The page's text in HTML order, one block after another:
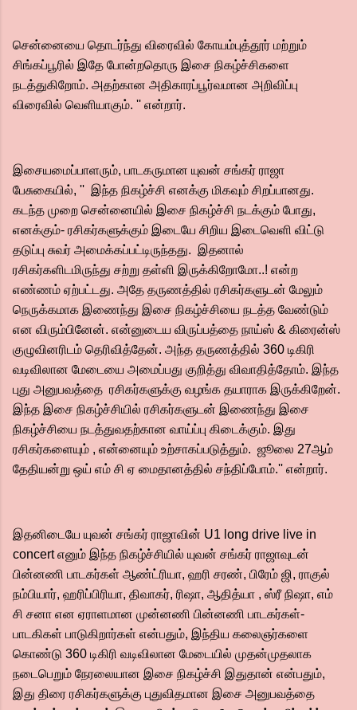
சென்னையை தொடர்ந்து விரைவில் கோயம்புத்தூர் மற்றும்
சிங்கப்பூரில் இதே போன்றதொரு இசை நிகழ்ச்சிகளை
நடத்துகிறோம். அதற்கான அதிகாரப்பூர்வமான அறிவிப்பு
விரைவில் வெளியாகும். '' என்றார்.
இசையமைப்பாளரும், பாடகருமான யுவன் சங்கர் ராஜா
பேசுகையில், '' இந்த நிகழ்ச்சி எனக்கு மிகவும் சிறப்பானது.‌
கடந்த முறை சென்னையில் இசை நிகழ்ச்சி நடக்கும் போது,
எனக்கும்- ரசிகர்களுக்கும் இடையே சிறிய இடைவெளி விட்டு
தடுப்பு சுவர் அமைக்கப்பட்டிருந்தது. இதனால்
ரசிகர்களிடமிருந்து சற்று தள்ளி இருக்கிறோமோ..! என்ற
எண்ணம் ஏற்பட்டது. அதே தருணத்தில் ரசிகர்களுடன் மேலும்
நெருக்கமாக இணைந்து இசை நிகழ்ச்சியை நடத்த வேண்டும்
என விரும்பினேன். என்னுடைய விருப்பத்தை நாய்ஸ் & கிரைன்ஸ்
குழுவினரிடம் தெரிவித்தேன். அந்த தருணத்தில் 360 டிகிரி
வடிவிலான மேடையை அமைப்பது குறித்து விவாதித்தோம். இந்த
புது அனுபவத்தை ரசிகர்களுக்கு வழங்க தயாராக இருக்கிறேன்.
இந்த இசை நிகழ்ச்சியில் ரசிகர்களுடன் இணைந்து இசை
நிகழ்ச்சியை நடத்துவதற்கான வாய்ப்பு கிடைக்கும். இது
ரசிகர்களையும் , என்னையும் உற்சாகப்படுத்தும். ஜூலை 27ஆம்
தேதியன்று ஒய் எம் சி ஏ மைதானத்தில் சந்திப்போம்.'' என்றார்.
இதனிடையே யுவன் சங்கர் ராஜாவின் U1 long drive live in
concert எனும் இந்த நிகழ்ச்சியில் யுவன் சங்கர் ராஜாவுடன்
பின்னணி பாடகர்கள் ஆண்ட்ரியா, ஹரி சரண், பிரேம் ஜி, ராகுல்
நம்பியார், ஹரிப்பிரியா, திவாகர், ரிஷா, ஆதித்யா , ஸ்ரீ நிஷா, எம்
சி சனா என ஏராளமான முன்னணி பின்னணி பாடகர்கள்-
பாடகிகள் பாடுகிறார்கள் என்பதும், இந்திய கலைஞர்களை
கொண்டு 360 டிகிரி வடிவிலான மேடையில் முதன்முதலாக
நடைபெறும் நேரலையான இசை நிகழ்ச்சி இதுதான் என்பதும்,
இது திரை ரசிகர்களுக்கு புதுவிதமான இசை அனுபவத்தை